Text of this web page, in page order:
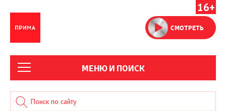
16+
СМОТРЕТЬ
МЕНЮ И ПОИСК